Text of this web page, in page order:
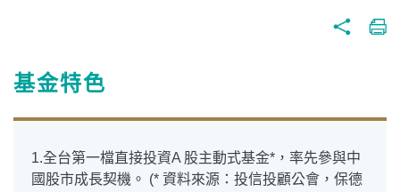
基金特色
1.全台第一檔直接投資A 股主動式基金*，率先參與中
國股市成長契機。 (* 資料來源：投信投顧公會，保德